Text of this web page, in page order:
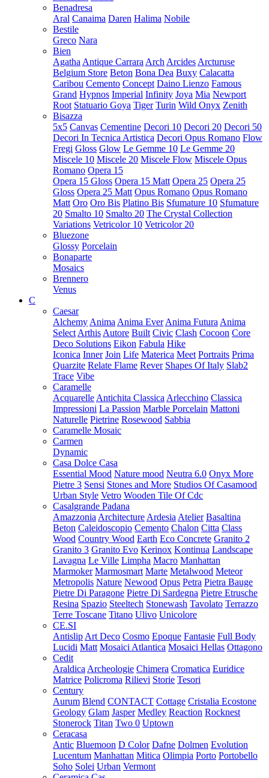
Benadresa
Aral Canaima Daren Halima Nobile
Bestile
Greco Nara
Bien
Agatha Antique Carrara Arch Arcides Arcturuse
Belgium Store Beton Bona Dea Buxy Calacatta
Caribou Cemento Concept Daino Lienzo Famous
Grand Hypnos Imperial Infinity Joya Mia Newport
Root Statuario Goya Tiger Turin Wild Onyx Zenith
Bisazza
5x5 Canvas Cementine Decori 10 Decori 20 Decori 50
Decori In Tecnica Artistica Decori Opus Romano Flow
Fregi Gloss Glow Le Gemme 10 Le Gemme 20
Miscele 10 Miscele 20 Miscele Flow Miscele Opus
Romano Opera 15
Opera 15 Gloss Opera 15 Matt Opera 25 Opera 25
Gloss Opera 25 Matt Opus Romano Opus Romano
Matt Oro Oro Bis Platino Bis Sfumature 10 Sfumature
20 Smalto 10 Smalto 20 The Crystal Collection
Variations Vetricolor 10 Vetricolor 20
Bluezone
Glossy Porcelain
Bonaparte
Mosaics
Brennero
Venus
C
Caesar
Alchemy Anima Anima Ever Anima Futura Anima
Select Arthis Autore Built Civic Clash Cocoon Core
Deco Solutions Eikon Fabula Hike
Iconica Inner Join Life Materica Meet Portraits Prima
Quarzite Relate Flame Rever Shapes Of Italy Slab2
Trace Vibe
Caramelle
Acquarelle Antichita Classica Arlecchino Classica
Impressioni La Passion Marble Porcelain Mattoni
Naturelle Pietrine Rosewood Sabbia
Caramelle Mosaic
Carmen
Dynamic
Casa Dolce Casa
Essential Mood Nature mood Neutra 6.0 Onyx More
Pietre 3 Sensi Stones and More Studios Of Casamood
Urban Style Vetro Wooden Tile Of Cdc
Casalgrande Padana
Amazzonia Architecture Ardesia Atelier Basaltina
Beton Caleidoscopio Cemento Chalon Citta Class
Wood Country Wood Earth Eco Concrete Granito 2
Granito 3 Granito Evo Kerinox Kontinua Landscape
Lavagna Le Ville Limpha Macro Manhattan
Marmoker Marmosmart Marte Metalwood Meteor
Metropolis Nature Newood Opus Petra Pietra Bauge
Pietre Di Paragone Pietre Di Sardegna Pietre Etrusche
Resina Spazio Steeltech Stonewash Tavolato Terrazzo
Terre Toscane Titano Ulivo Unicolore
CE.SI
Antislip Art Deco Cosmo Epoque Fantasie Full Body
Lucidi Matt Mosaici Atlantica Mosaici Hellas Ottagono
Cedit
Araldica Archeologie Chimera Cromatica Euridice
Matrice Policroma Rilievi Storie Tesori
Century
Aurum Blend CONTACT Cottage Cristalia Ecostone
Geology Glam Jasper Medley Reaction Rocknest
Stonerock Titan Two 0 Uptown
Ceracasa
Antic Bluemoon D Color Dafne Dolmen Evolution
Lucentum Manhattan Mitica Olimpia Porto Portobello
Soho Solei Urban Vermont